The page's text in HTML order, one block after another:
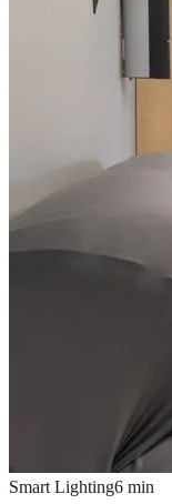
Smart Lighting6 min